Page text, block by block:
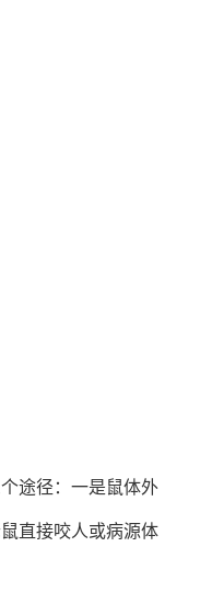
途径：一是鼠体外
直接咬人或病源体